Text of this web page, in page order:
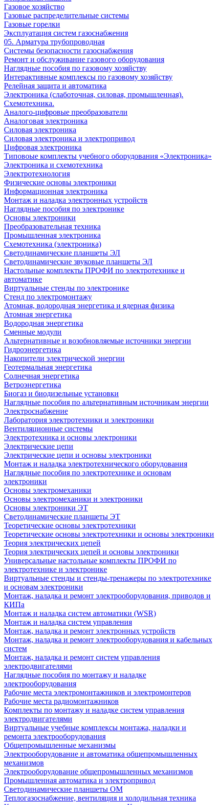
Газовое хозяйство
Газовые распределительные системы
Газовые горелки
Эксплуатация систем газоснабжения
05. Арматура трубопроводная
Системы безопасности газоснабжения
Ремонт и обслуживание газового оборудования
Наглядные пособия по газовому хозяйству
Интерактивные комплексы по газовому хозяйству
Релейная защита и автоматика
Электроника (слаботочная, силовая, промышленная).
Схемотехника.
Аналого-цифровые преобразователи
Аналоговая электроника
Cиловая электроника
Cиловая электроника и электропривод
Цифровая электроника
Типовоые комплекты учебного оборудования «Электроника»
Электроника и схемотехника
Электротехнология
Физические основы электроники
Информационная электроника
Монтаж и наладка электронных устройств
Наглядные пособия по электронике
Основы электроники
Преобразовательная техника
Промышленная электроника
Схемотехника (электроника)
Светодинамические планшеты ЭЛ
Светодинамические звуковые планшеты ЭЛ
Настольные комплекты ПРОФИ по электротехнике и
автоматике
Виртуальные стенды по электронике
Стенд по электромонтажу
Атомная, водородная энергетика и ядерная физика
Атомная энергетика
Водородная энергетика
Сменные модули
Альтернативные и возобновляемые источники энергии
Гидроэнергетика
Накопители электрической энергии
Геотермальная энергетика
Солнечная энергетика
Ветроэнергетика
Биогаз и биодизельные установки
Наглядные пособия по альтернативным источникам энергии
Электроснабжение
Лаборатория электротехники и электроники
Вентиляционные системы
Электротехника и основы электроники
Электрические цепи
Электрические цепи и основы электроники
Монтаж и наладка электротехнического оборудования
Наглядные пособия по электротехнике и основам
электроники
Основы электромеханики
Основы электромеханики и электроники
Основы электроники ЭТ
Светодинамические планшеты ЭТ
Теоретические основы электротехники
Теоретические основы электротехники и основы электроники
Теория электрических цепей
Теория электрических цепей и основы электроники
Универсальные настольные комплекты ПРОФИ по
электротехнике и электронике
Виртуальные стенды и стенды-тренажеры по электротехнике
и основам электроники
Монтаж, наладка и ремонт электрооборудования, приводов и
КИПа
Монтаж и наладка систем автоматики (WSR)
Монтаж и наладка систем управления
Монтаж, наладка и ремонт электронных устройств
Монтаж, наладка и ремонт электрооборудования и кабельных
систем
Монтаж, наладка и ремонт систем управления
электродвигателями
Наглядные пособия по монтажу и наладке
электрооборудования
Рабочие места электромонтажников и электромонтеров
Рабочие места радиомонтажников
Комплекты по монтажу и наладке систем управления
электродвигателями
Виртуальные учебные комплексы монтажа, наладки и
ремонта электрооборудования
Общепромышленные механизмы
Электрооборудование и автоматика общепромышленных
механизмов
Электрооборудование общепромышленных механизмов
Промышленная автоматика и электропривод
Светодинамические планшеты ОМ
Теплогазоснабжение, вентиляция и холодильная техника